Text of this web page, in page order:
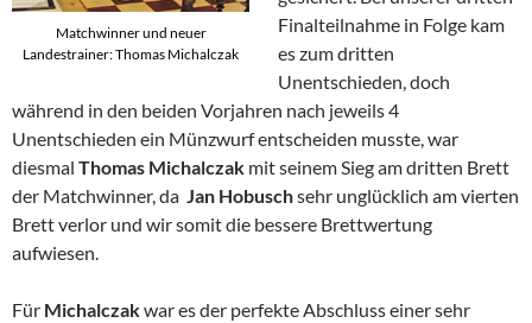
Matchwinner und neuer
Landestrainer: Thomas Michalczak
Finalteilnahme in Folge kam
es zum dritten
Unentschieden, doch
während in den beiden Vorjahren nach jeweils 4
Unentschieden ein Münzwurf entscheiden musste, war
diesmal Thomas Michalczak mit seinem Sieg am dritten Brett
der Matchwinner, da Jan Hobuschsehr unglücklich am vierten
Brett verlor und wir somit die bessere Brettwertung
aufwiesen.
Für Michalczakwar es der perfekte Abschluss einer sehr